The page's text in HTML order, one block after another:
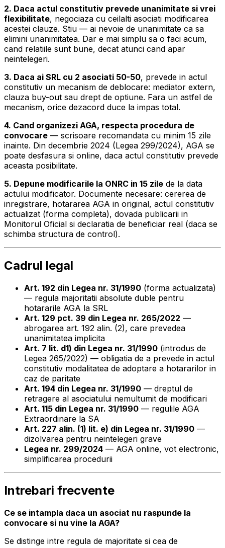
2. Daca actul constitutiv prevede unanimitate si vrei
flexibilitate, negociaza cu ceilalti asociati modificarea
acestei clauze. Stiu — ai nevoie de unanimitate ca sa
elimini unanimitatea. Dar e mai simplu sa o faci acum,
cand relatiile sunt bune, decat atunci cand apar
neintelegeri.
3. Daca ai SRL cu 2 asociati 50-50, prevede in actul
constitutiv un mecanism de deblocare: mediator extern,
clauza buy-out sau drept de optiune. Fara un astfel de
mecanism, orice dezacord duce la impas total.
4. Cand organizezi AGA, respecta procedura de
convocare — scrisoare recomandata cu minim 15 zile
inainte. Din decembrie 2024 (Legea 299/2024), AGA se
poate desfasura si online, daca actul constitutiv prevede
aceasta posibilitate.
5. Depune modificarile la ONRC in 15 zile de la data
actului modificator. Documente necesare: cererea de
inregistrare, hotararea AGA in original, actul constitutiv
actualizat (forma completa), dovada publicarii in
Monitorul Oficial si declaratia de beneficiar real (daca se
schimba structura de control).
Cadrul legal
Art. 192 din Legea nr. 31/1990 (forma actualizata)
— regula majoritatii absolute duble pentru
hotararile AGA la SRL
Art. 129 pct. 39 din Legea nr. 265/2022 —
abrogarea art. 192 alin. (2), care prevedea
unanimitatea implicita
Art. 7 lit. d1) din Legea nr. 31/1990 (introdus de
Legea 265/2022) — obligatia de a prevede in actul
constitutiv modalitatea de adoptare a hotararilor in
caz de paritate
Art. 194 din Legea nr. 31/1990 — dreptul de
retragere al asociatului nemultumit de modificari
Art. 115 din Legea nr. 31/1990 — regulile AGA
Extraordinare la SA
Art. 227 alin. (1) lit. e) din Legea nr. 31/1990 —
dizolvarea pentru neintelegeri grave
Legea nr. 299/2024 — AGA online, vot electronic,
simplificarea procedurii
Intrebari frecvente
Ce se intampla daca un asociat nu raspunde la
convocare si nu vine la AGA?
Se distinge intre regula de majoritate si cea de